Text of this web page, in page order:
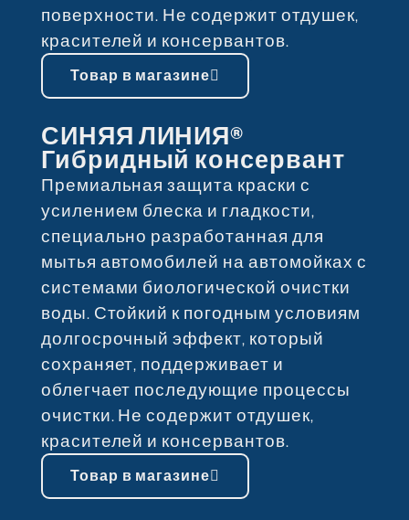
поверхности. Не содержит отдушек,
красителей и консервантов.
Товар в магазине
СИНЯЯ ЛИНИЯ®
Гибридный консервант
Премиальная защита краски с
усилением блеска и гладкости,
специально разработанная для
мытья автомобилей на автомойках с
системами биологической очистки
воды. Стойкий к погодным условиям
долгосрочный эффект, который
сохраняет, поддерживает и
облегчает последующие процессы
очистки. Не содержит отдушек,
красителей и консервантов.
Товар в магазине